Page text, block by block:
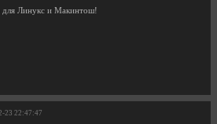
для Линукс и Макинтош!
23 22:47:47